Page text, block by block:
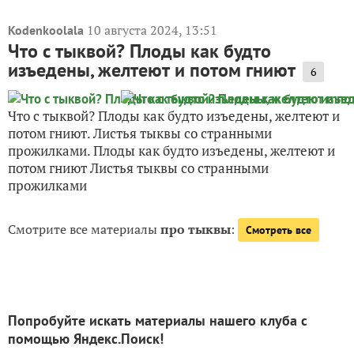
Kodenkoolala 10 августа 2024, 13:51
Что с тыквой? Плоды как будто
изъедены, желтеют и потом гниют 6
Что с тыквой? Плоды как будто изъедены, желтеют и
потом гниют. Листья тыквы со странными
прожилками. Плоды как будто изъедены, желтеют и
потом гниют Листья тыквы со странными
прожилками
Смотрите все материалыпро тыквы: Смотреть все
Попробуйте искать материалы нашего клуба с
помощью Яндекс.Поиск!